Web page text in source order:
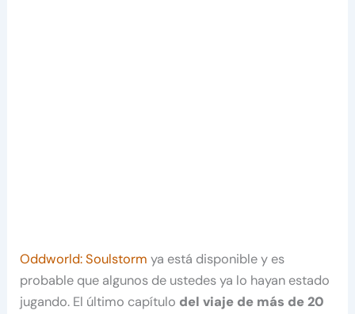
Oddworld: Soulstorm ya está disponible y es
probable que algunos de ustedes ya lo hayan estado
jugando. El último capítulo del viaje de más de 20